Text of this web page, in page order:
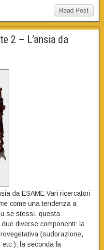
Read Post
2 – L’ansia da
da ESAME Vari ricercatori
come una tendenza a
se stessi, questa
diverse componenti: la
(sudorazione,
la seconda fa